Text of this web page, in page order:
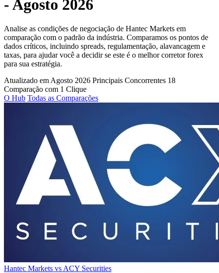
- Agosto 2026
Analise as condições de negociação de Hantec Markets em
comparação com o padrão da indústria. Comparamos os pontos de
dados críticos, incluindo spreads, regulamentação, alavancagem e
taxas, para ajudar você a decidir se este é o melhor corretor forex
para sua estratégia.
Atualizado em Agosto 2026 Principais Concorrentes 18
Comparação com 1 Clique
O Hub Todas as Comparações
Hantec Markets vs ACY Securities